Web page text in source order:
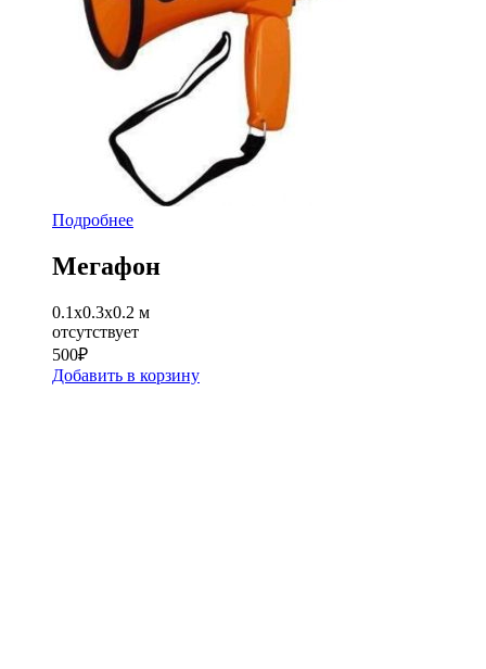
Подробнее
Мегафон
0.1x0.3x0.2 м
отсутствует
500₽
Добавить в корзину